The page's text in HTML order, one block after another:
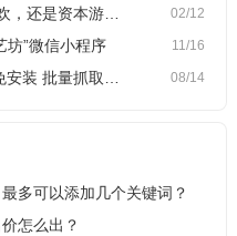
02/12
还是资本游戏？
11/16
坊”微信小程序
08/14
量抓取媒体文件
多可以添加几个关键词？
怎么出？